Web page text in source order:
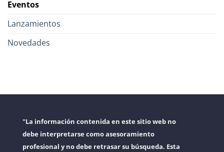
Eventos
Lanzamientos
Novedades
"La información contenida en este sitio web no
debe interpretarse como asesoramiento
profesional y no debe retrasar su búsqueda. Esta